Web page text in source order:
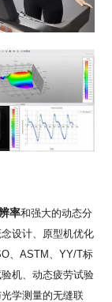
率和强大的动态分
设计、原型机优化
、ASTM 、YY/T标
机、动态疲劳试验
学测量的无缝联